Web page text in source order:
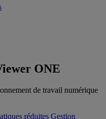
ONE
de travail numérique
réduites Gestion